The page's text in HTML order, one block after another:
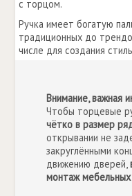
с торцом.
Ручка имеет богатую
традиционных до
числе для создания
Внимание, важная
Чтобы торцевые
чётко в размер
открывании не
закруглёнными
движению дверей,
монтаж